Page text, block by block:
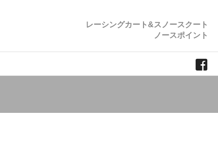
レーシングカート&スノースクート
ノースポイント